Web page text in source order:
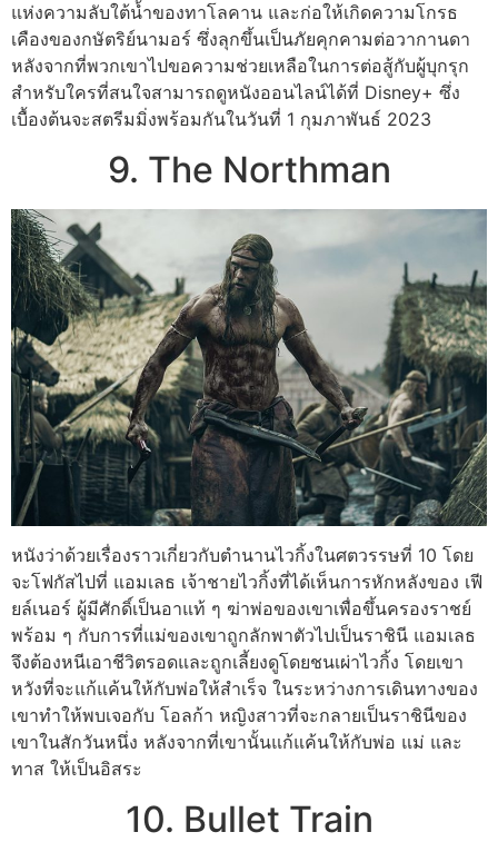
แห่งความลับใต้น้ำของทาโลคาน และก่อให้เกิดความโกรธ
เคืองของกษัตริย์นามอร์ ซึ่งลุกขึ้นเป็นภัยคุกคามต่อวากานดา
หลังจากที่พวกเขาไปขอความช่วยเหลือในการต่อสู้กับผู้บุกรุก
สำหรับใครที่สนใจสามารถดูหนังออนไลน์ได้ที่ Disney+ ซึ่ง
เบื้องต้นจะสตรีมมิ่งพร้อมกันในวันที่ 1 กุมภาพันธ์ 2023
9. The Northman
หนังว่าด้วยเรื่องราวเกี่ยวกับตำนานไวกิ้งในศตวรรษที่ 10 โดย
จะโฟกัสไปที่ แอมเลธ เจ้าชายไวกิ้งที่ได้เห็นการหักหลังของ เฟี
ยล์เนอร์ ผู้มีศักดิ์เป็นอาแท้ ๆ ฆ่าพ่อของเขาเพื่อขึ้นครองราชย์
พร้อม ๆ กับการที่แม่ของเขาถูกลักพาตัวไปเป็นราชินี แอมเลธ
จึงต้องหนีเอาชีวิตรอดและถูกเลี้ยงดูโดยชนเผ่าไวกิ้ง โดยเขา
หวังที่จะแก้แค้นให้กับพ่อให้สำเร็จ ในระหว่างการเดินทางของ
เขาทำให้พบเจอกับ โอลก้า หญิงสาวที่จะกลายเป็นราชินีของ
เขาในสักวันหนึ่ง หลังจากที่เขานั้นแก้แค้นให้กับพ่อ แม่ และ
ทาส ให้เป็นอิสระ
10. Bullet Train